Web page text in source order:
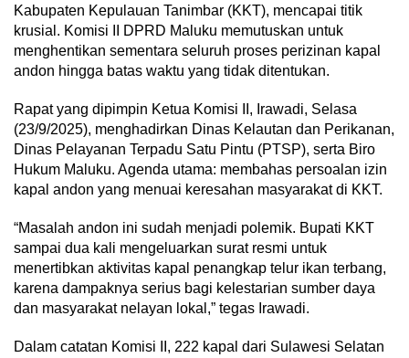
Kabupaten Kepulauan Tanimbar (KKT), mencapai titik
krusial. Komisi II DPRD Maluku memutuskan untuk
menghentikan sementara seluruh proses perizinan kapal
andon hingga batas waktu yang tidak ditentukan.
Rapat yang dipimpin Ketua Komisi II, Irawadi, Selasa
(23/9/2025), menghadirkan Dinas Kelautan dan Perikanan,
Dinas Pelayanan Terpadu Satu Pintu (PTSP), serta Biro
Hukum Maluku. Agenda utama: membahas persoalan izin
kapal andon yang menuai keresahan masyarakat di KKT.
“Masalah andon ini sudah menjadi polemik. Bupati KKT
sampai dua kali mengeluarkan surat resmi untuk
menertibkan aktivitas kapal penangkap telur ikan terbang,
karena dampaknya serius bagi kelestarian sumber daya
dan masyarakat nelayan lokal,” tegas Irawadi.
Dalam catatan Komisi II, 222 kapal dari Sulawesi Selatan